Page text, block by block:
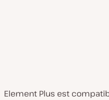
Element Plus est